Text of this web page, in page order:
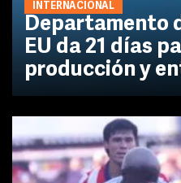
INTERNACIONAL
Departamento
EU da 21 días
producción y